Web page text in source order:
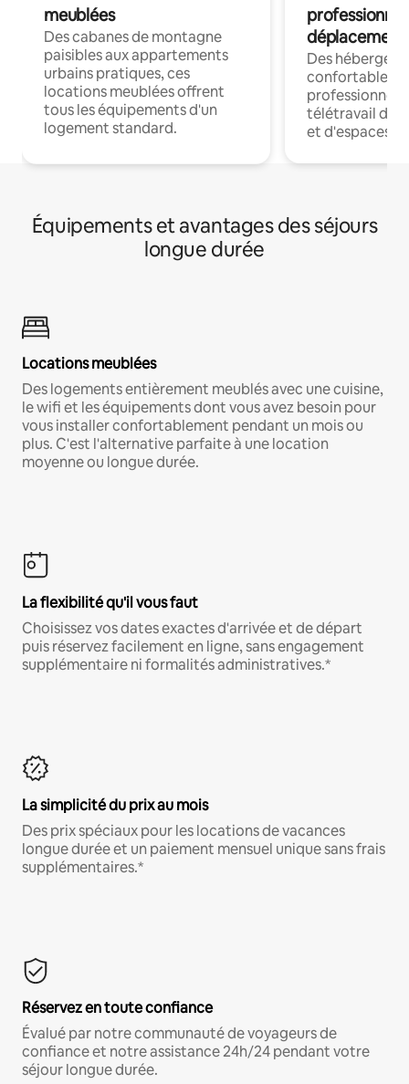
meublées
Des cabanes de montagne
paisibles aux appartements
urbains pratiques, ces
locations meublées offrent
tous les équipements d'un
logement standard.
déplacement
Des
confortables
professionnels
télétravail
et d'espaces
Équipements et avantages des séjours
longue durée
Locations meublées
Des logements entièrement meublés avec une cuisine,
le wifi et les équipements dont vous avez besoin pour
vous installer confortablement pendant un mois ou
plus. C'est l'alternative parfaite à une location
moyenne ou longue durée.
La flexibilité qu'il vous faut
Choisissez vos dates exactes d'arrivée et de départ
puis réservez facilement en ligne, sans engagement
supplémentaire ni formalités administratives.*
La simplicité du prix au mois
Des prix spéciaux pour les locations de vacances
longue durée et un paiement mensuel unique sans frais
supplémentaires.*
Réservez en toute confiance
Évalué par notre communauté de voyageurs de
confiance et notre assistance 24h/24 pendant votre
séjour longue durée.